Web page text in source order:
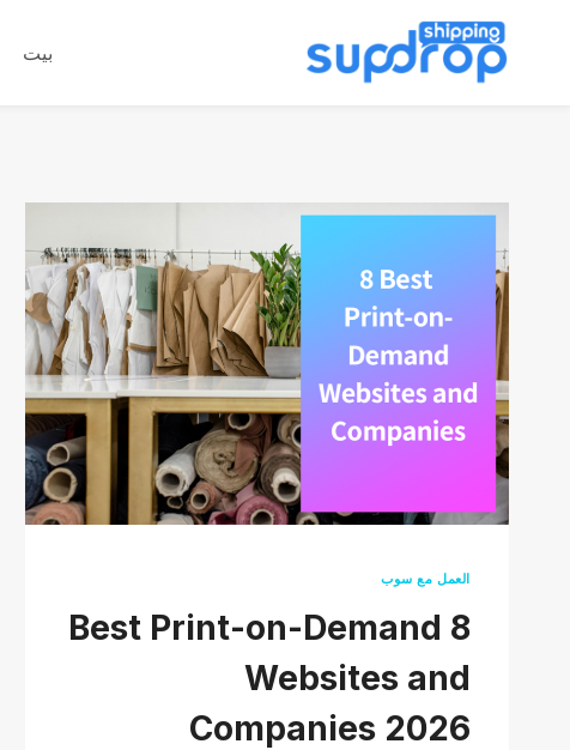
بيت
العمل مع سوب
8 Best Print-on-Demand
Websites and
Companies 2026